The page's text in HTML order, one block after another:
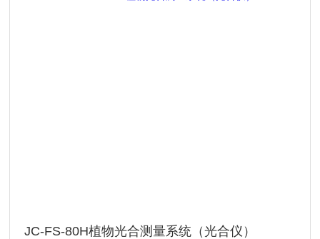
JC-FS-80H植物光合测量系统（光合仪）